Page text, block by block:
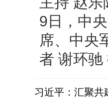
9日，中
席、中央
者 谢环
习近平：汇聚共